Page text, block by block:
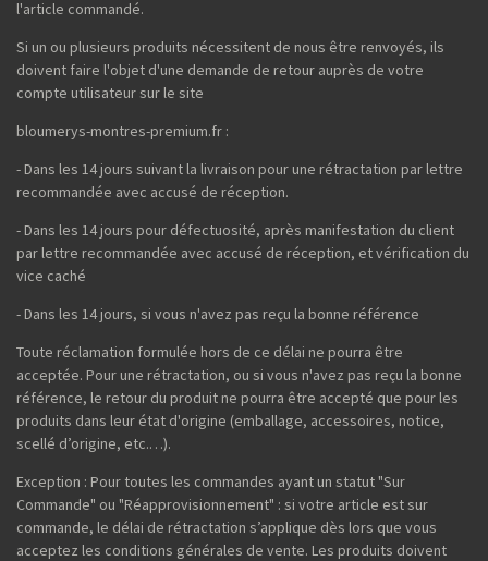
l'article commandé.
Si un ou plusieurs produits nécessitent de nous être renvoyés, ils
doivent faire l'objet d'une demande de retour auprès de votre
compte utilisateur sur le site
bloumerys-montres-premium.fr :
- Dans les 14 jours suivant la livraison pour une rétractation par lettre
recommandée avec accusé de réception.
- Dans les 14 jours pour défectuosité, après manifestation du client
par lettre recommandée avec accusé de réception, et vérification du
vice caché
- Dans les 14 jours, si vous n'avez pas reçu la bonne référence
Toute réclamation formulée hors de ce délai ne pourra être
acceptée. Pour une rétractation, ou si vous n'avez pas reçu la bonne
référence, le retour du produit ne pourra être accepté que pour les
produits dans leur état d'origine (emballage, accessoires, notice,
scellé d’origine, etc.…).
Exception : Pour toutes les commandes ayant un statut "Sur
Commande" ou "Réapprovisionnement" : si votre article est sur
commande, le délai de rétractation s’applique dès lors que vous
acceptez les conditions générales de vente. Les produits doivent